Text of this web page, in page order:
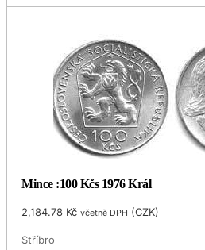
Mince :100 Kčs 1976 Král
2,184.78 Kč včetně DPH (CZK)
Stříbro